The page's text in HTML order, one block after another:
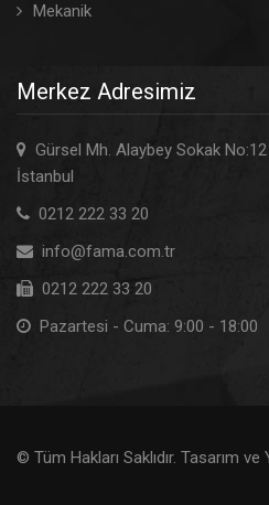
Mekanik
Merkez Adresimiz
Gürsel Mh. Alaybey Sokak
İstanbul
0212 222 33 20
info@fama.com.tr
0212 222 33 20
Pazartesi - Cuma: 9:00 - 18:00
© Tüm Hakları Saklıdır. Tasarım ve